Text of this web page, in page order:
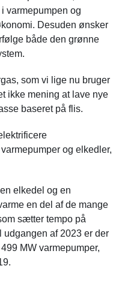
varmepumpen og
Desuden ønsker
både den grønne
som vi lige nu bruger
ikke mening at lave nye
baseret på flis.
og elkedler,
elkedel og en
en del af de mange
sætter tempo på
udgangen af 2023 er der
MW varmepumper,